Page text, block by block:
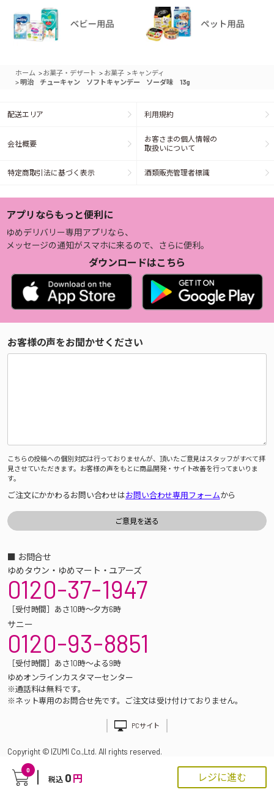
0
税込 0 円 レジに進む
ホーム >お菓子・デザート > お菓子 >キャンディ
> 明治 チューキャン ソフトキャンデー ソーダ味 13g
配送エリア 利用規約
会社概要
お客さまの個人情報の
取扱いについて
特定商取引法に基づく表示 酒類販売管理者標識
アプリならもっと便利に
ゆめデリバリー専用アプリなら、
メッセージの通知がスマホに来るので、さらに便利。
ダウンロードはこちら
お客様の声をお聞かせください
こちらの投稿への個別対応は行っておりませんが、頂いたご意見はスタッフがすべて拝
見させていただきます。お客様の声をもとに商品開発・サイト改善を行ってまいりま
す。
ご注文にかかわるお問い合わせはお問い合わせ専用フォームから
■ お問合せ
ゆめタウン・ゆめマート・ユアーズ
0120-37-1947
［受付時間］あさ10時～夕方6時
サニー
0120-93-8851
［受付時間］あさ10時～よる9時
ゆめオンラインカスタマーセンター
※通話料は無料です。
※ネット専用のお問合せ先です。ご注文は受け付けておりません。
PCサイト
Copyright © IZUMI Co.,Ltd. All rights reserved.